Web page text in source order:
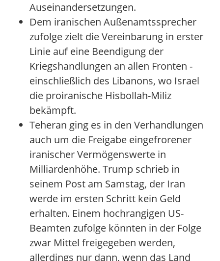
Auseinandersetzungen.
Dem iranischen Außenamtssprecher
zufolge zielt die Vereinbarung in erster
Linie auf eine Beendigung der
Kriegshandlungen an allen Fronten -
einschließlich des Libanons, wo Israel
die proiranische Hisbollah-Miliz
bekämpft.
Teheran ging es in den Verhandlungen
auch um die Freigabe eingefrorener
iranischer Vermögenswerte in
Milliardenhöhe. Trump schrieb in
seinem Post am Samstag, der Iran
werde im ersten Schritt kein Geld
erhalten. Einem hochrangigen US-
Beamten zufolge könnten in der Folge
zwar Mittel freigegeben werden,
allerdings nur dann, wenn das Land